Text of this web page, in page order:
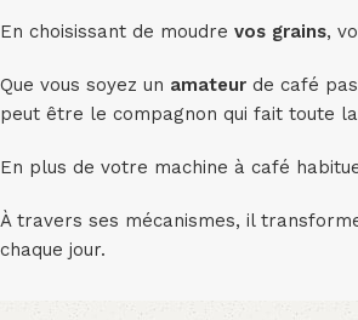
En choisissant de moudre vos grains,
Que vous soyez un amateur de café
peut être le compagnon qui fait toute
En plus de votre machine à café
À travers ses mécanismes, il
chaque jour.